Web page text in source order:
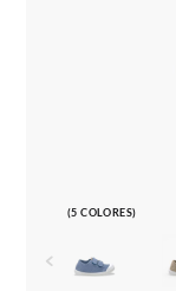
(5 COLORES)